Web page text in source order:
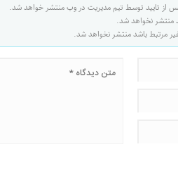
از تایید توسط تیم مدیریت در وب منتشر خواهد شد.
منتشر نخواهد شد.
غیر مرتبط باشد منتشر نخواهد شد.